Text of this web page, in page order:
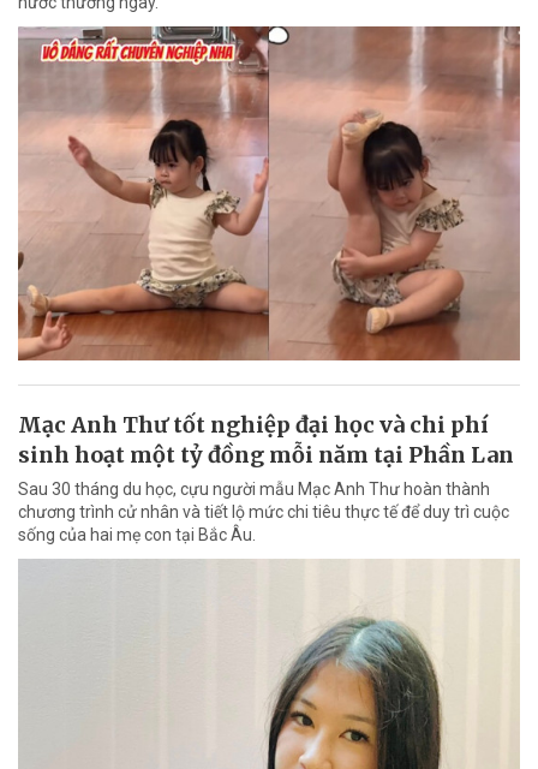
Mạc Anh Thư tốt nghiệp đại học và chi phí
sinh hoạt một tỷ đồng mỗi năm tại Phần Lan
Sau 30 tháng du học, cựu người mẫu Mạc Anh Thư hoàn thành
chương trình cử nhân và tiết lộ mức chi tiêu thực tế để duy trì cuộc
sống của hai mẹ con tại Bắc Âu.